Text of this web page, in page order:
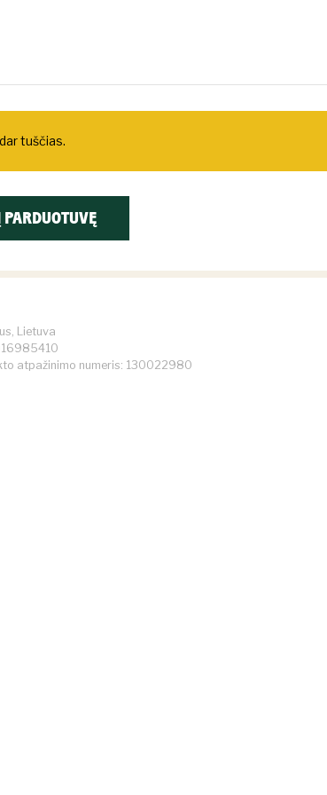
tuščias.
Lietuva
atpažinimo numeris: 130022980